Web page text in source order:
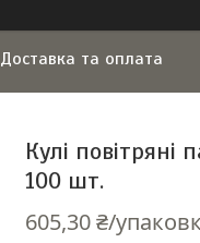
Доставка та оплата
Кулі повітряні
100 шт.
605,30 ₴/